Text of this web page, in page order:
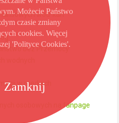
wod-kan
bez Przemocy
wodnych
w mediach
osobowych na fanpage
Zamknij
Możecie Państwo
czasie zmiany
cookies. Więcej
'Polityce Cookies'.